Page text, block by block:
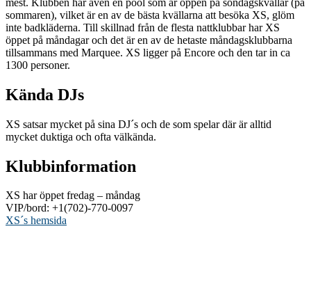
sommaren), vilket är en av de bästa kvällarna att besöka XS, glöm
inte badkläderna. Till skillnad från de flesta nattklubbar har XS
öppet på måndagar och det är en av de hetaste måndagsklubbarna
tillsammans med Marquee. XS ligger på Encore och den tar in ca
1300 personer.
Kända DJs
XS satsar mycket på sina DJ´s och de som spelar där är alltid
mycket duktiga och ofta välkända.
Klubbinformation
XS har öppet fredag – måndag
VIP/bord: +1(702)-770-0097
XS´s hemsida